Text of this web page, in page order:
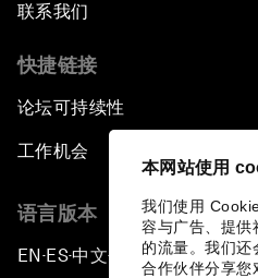
本网站使用
我们使用
容与广告、提供
的流量。我们还
合作伙伴分享您
联系我们
快捷链接
论坛可持续性
工作机会
语言版本
EN ▪ES▪中文▪ 日本語